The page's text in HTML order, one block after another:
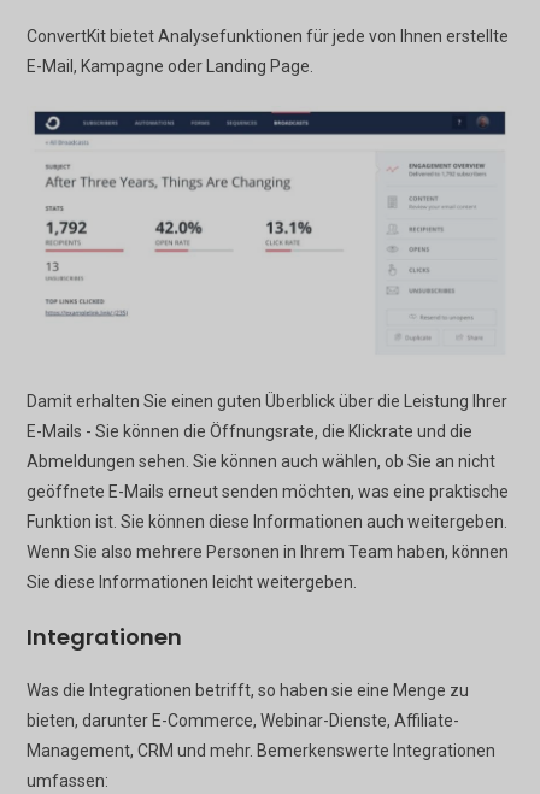
ConvertKit bietet Analysefunktionen für jede von Ihnen erstellte
E-Mail, Kampagne oder Landing Page.
Damit erhalten Sie einen guten Überblick über die Leistung Ihrer
E-Mails - Sie können die Öffnungsrate, die Klickrate und die
Abmeldungen sehen. Sie können auch wählen, ob Sie an nicht
geöffnete E-Mails erneut senden möchten, was eine praktische
Funktion ist. Sie können diese Informationen auch weitergeben.
Wenn Sie also mehrere Personen in Ihrem Team haben, können
Sie diese Informationen leicht weitergeben.
Integrationen
Was die Integrationen betrifft, so haben sie eine Menge zu
bieten, darunter E-Commerce, Webinar-Dienste, Affiliate-
Management, CRM und mehr. Bemerkenswerte Integrationen
umfassen: